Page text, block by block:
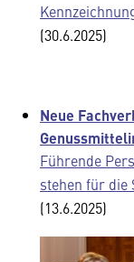
(30.6.2025)
Neue
Führende
stehen für die
(13.6.2025)